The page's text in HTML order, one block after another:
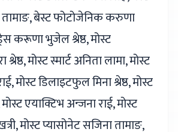
तामाङ, बेस्ट फोटोजेनिक करुणा
करूणा भुजेल श्रेष्ठ, मोस्ट
मोस्ट स्मार्ट अनिता लामा, मोस्ट
मोस्ट डिलाइटफुल मिना श्रेष्ठ, मोस्ट
एयाक्टिभ अन्जना राई, मोस्ट
मोस्ट प्यासोनेट सजिना तामाङ,